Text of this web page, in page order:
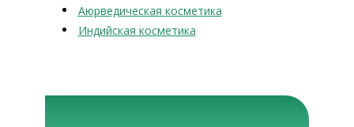
Аюрведическая косметика
Индийская косметика